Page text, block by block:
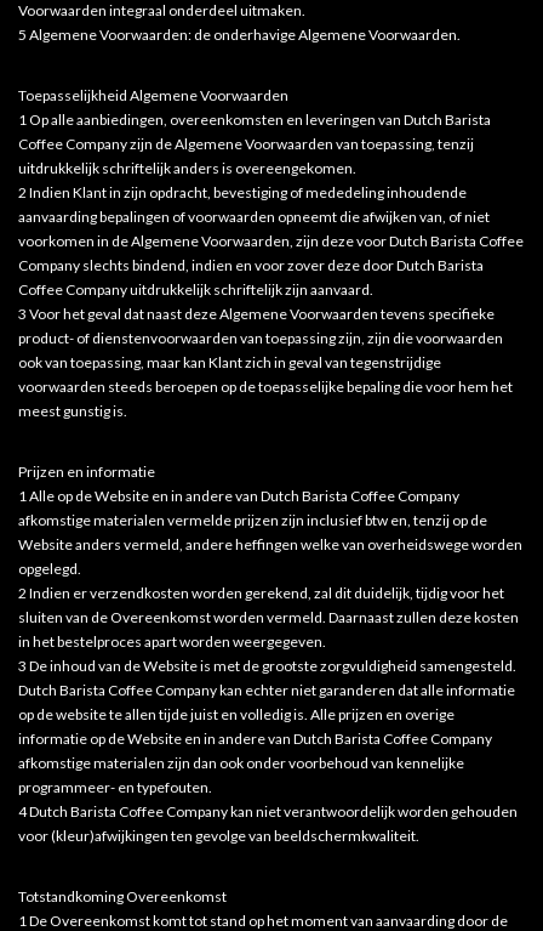
Voorwaarden integraal onderdeel uitmaken.
5 Algemene Voorwaarden: de onderhavige Algemene Voorwaarden.
Toepasselijkheid Algemene Voorwaarden
1 Op alle aanbiedingen, overeenkomsten en leveringen van Dutch Barista
Coffee Company zijn de Algemene Voorwaarden van toepassing, tenzij
uitdrukkelijk schriftelijk anders is overeengekomen.
2 Indien Klant in zijn opdracht, bevestiging of mededeling inhoudende
aanvaarding bepalingen of voorwaarden opneemt die afwijken van, of niet
voorkomen in de Algemene Voorwaarden, zijn deze voor Dutch Barista Coffee
Company slechts bindend, indien en voor zover deze door Dutch Barista
Coffee Company uitdrukkelijk schriftelijk zijn aanvaard.
3 Voor het geval dat naast deze Algemene Voorwaarden tevens specifieke
product- of dienstenvoorwaarden van toepassing zijn, zijn die voorwaarden
ook van toepassing, maar kan Klant zich in geval van tegenstrijdige
voorwaarden steeds beroepen op de toepasselijke bepaling die voor hem het
meest gunstig is.
Prijzen en informatie
1 Alle op de Website en in andere van Dutch Barista Coffee Company
afkomstige materialen vermelde prijzen zijn inclusief btw en, tenzij op de
Website anders vermeld, andere heffingen welke van overheidswege worden
opgelegd.
2 Indien er verzendkosten worden gerekend, zal dit duidelijk, tijdig voor het
sluiten van de Overeenkomst worden vermeld. Daarnaast zullen deze kosten
in het bestelproces apart worden weergegeven.
3 De inhoud van de Website is met de grootste zorgvuldigheid samengesteld.
Dutch Barista Coffee Company kan echter niet garanderen dat alle informatie
op de website te allen tijde juist en volledig is. Alle prijzen en overige
informatie op de Website en in andere van Dutch Barista Coffee Company
afkomstige materialen zijn dan ook onder voorbehoud van kennelijke
programmeer- en typefouten.
4 Dutch Barista Coffee Company kan niet verantwoordelijk worden gehouden
voor (kleur)afwijkingen ten gevolge van beeldschermkwaliteit.
Totstandkoming Overeenkomst
1 De Overeenkomst komt tot stand op het moment van aanvaarding door de